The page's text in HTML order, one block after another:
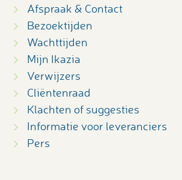
Afspraak & Contact
Bezoektijden
Wachttijden
Mijn Ikazia
Verwijzers
Cliëntenraad
Klachten of suggesties
Informatie voor leveranciers
Pers